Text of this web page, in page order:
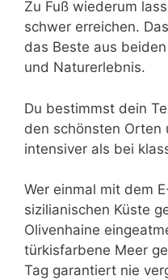
Zu Fuß wiederum
schwer erreichen.
das Beste aus
und Naturerlebnis.
Du bestimmst dein
den schönsten Orten
intensiver als bei
Wer einmal mit dem
sizilianischen Küste
Olivenhaine
türkisfarbene Meer
Tag garantiert nie